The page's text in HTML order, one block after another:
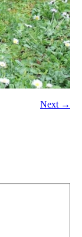
Next →